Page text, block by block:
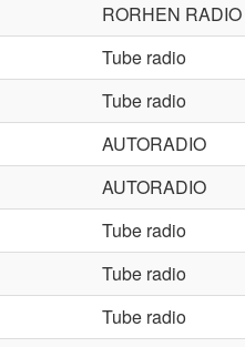
RORHEN RADIO
Tube radio
Tube radio
AUTORADIO
AUTORADIO
Tube radio
Tube radio
Tube radio